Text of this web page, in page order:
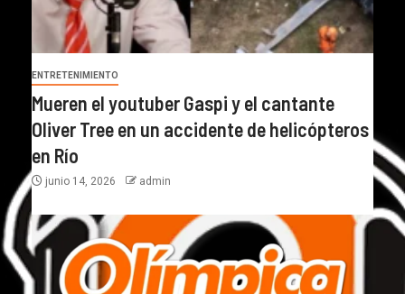
ENTRETENIMIENTO
Mueren el youtuber Gaspi y el cantante
Oliver Tree en un accidente de helicópteros
en Río
junio 14, 2026 admin